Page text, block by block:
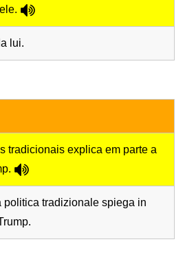
lui.
tradicionais explica em parte a
politica tradizionale spiega in